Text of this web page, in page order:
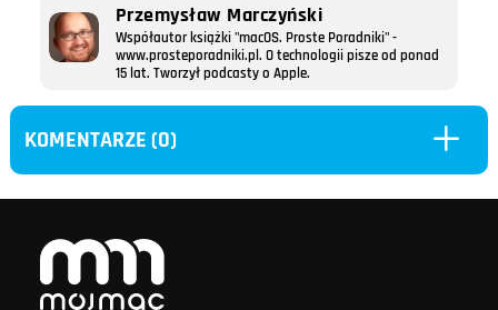
Przemysław Marczyński
Współautor książki "macOS. Proste Poradniki" -
www.prosteporadniki.pl. O technologii pisze od ponad
15 lat. Tworzył podcasty o Apple.
KOMENTARZE (0) L